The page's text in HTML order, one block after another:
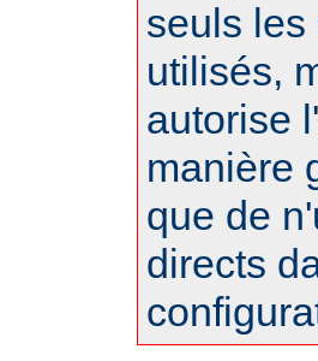
seuls les
utilisés,
autorise
manière
que de
directs